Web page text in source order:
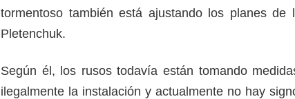
tormentoso también está ajustando los planes de
Pletenchuk.
Según él, los rusos todavía están tomando
ilegalmente la instalación y actualmente no hay